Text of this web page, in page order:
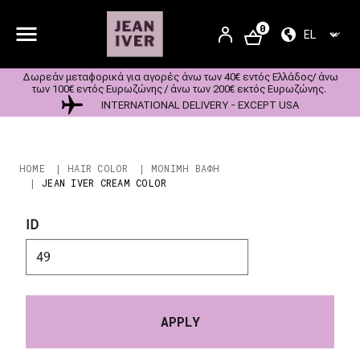
Παράκαμψη προς το κυρίως περιεχόμενο
User account
SIGN
0 SELECT
Δωρεάν μεταφορικά για αγορές άνω των 40€ εντός Ελλάδος/ άνω
των 100€ εντός Ευρωζώνης / άνω των 200€ εκτός Ευρωζώνης.
INTERNATIONAL DELIVERY - EXCEPT USA
Breadcrumb
HOME HAIR COLOR
ΜΟΝΙΜΗ ΒΑΦΗ
JEAN IVER CREAM COLOR
ID